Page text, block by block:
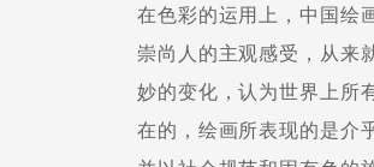
在色彩的运用上，中国绘
崇尚人的主观感受，从来
妙的变化，认为世界上所
在的，绘画所表现的是介